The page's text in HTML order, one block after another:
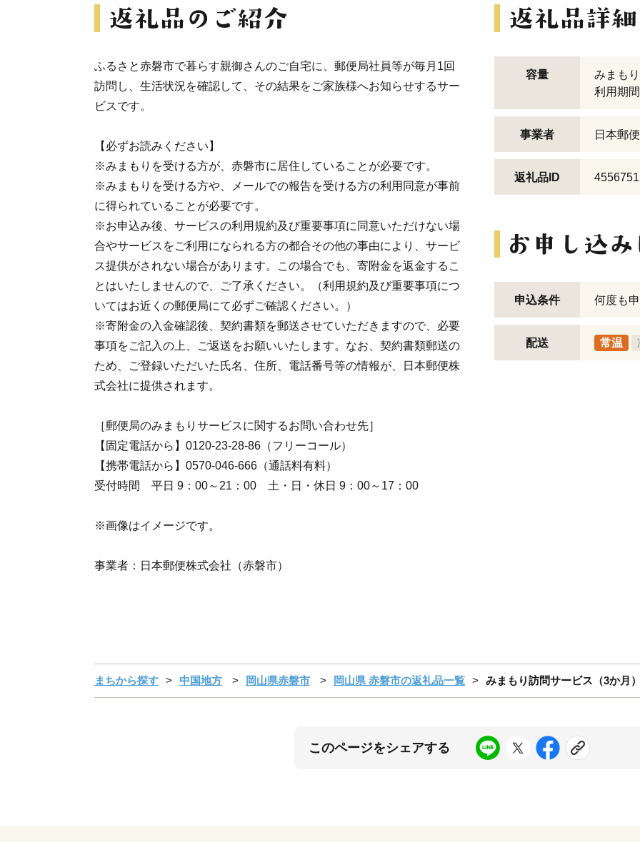
ふるさと赤磐市で暮らす親御さんのご自宅に、郵便局社員等が毎月1回
訪問し、生活状況を確認して、その結果をご家族様へお知らせするサー
ビスです。
【必ずお読みください】
※みまもりを受ける方が、赤磐市に居住していることが必要です。
※みまもりを受ける方や、メールでの報告を受ける方の利用同意が事前
に得られていることが必要です。
※お申込み後、サービスの利用規約及び重要事項に同意いただけない場
合やサービスをご利用になられる方の都合その他の事由により、サービ
ス提供がされない場合があります。この場合でも、寄附金を返金するこ
とはいたしませんので、ご了承ください。（利用規約及び重要事項につ
いてはお近くの郵便局にて必ずご確認ください。）
※寄附金の入金確認後、契約書類を郵送させていただきますので、必要
事項をご記入の上、ご返送をお願いいたします。なお、契約書類郵送の
ため、ご登録いただいた氏名、住所、電話番号等の情報が、日本郵便株
式会社に提供されます。
［郵便局のみまもりサービスに関するお問い合わせ先］
【固定電話から】0120-23-28-86（フリーコール）
【携帯電話から】0570-046-666（通話料有料）
受付時間 平日 9：00～21：00 土・日・休日 9：00～17：00
※画像はイメージです。
事業者：日本郵便株式会社（赤磐市）
容量
みまも
利用期
事業者 日本郵
返礼品ID 4556751
申込条件 何度も
配送 常温
まちから探す 中国地方 岡山県赤磐市 岡山県 赤磐市の返礼品一覧 みまもり訪問サービス（3か月
このページをシェアする